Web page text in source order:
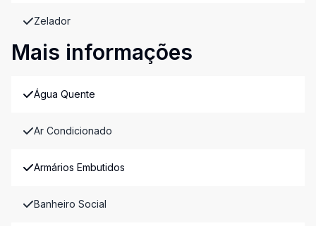
Zelador
Mais informações
Água Quente
Ar Condicionado
Armários Embutidos
Banheiro Social